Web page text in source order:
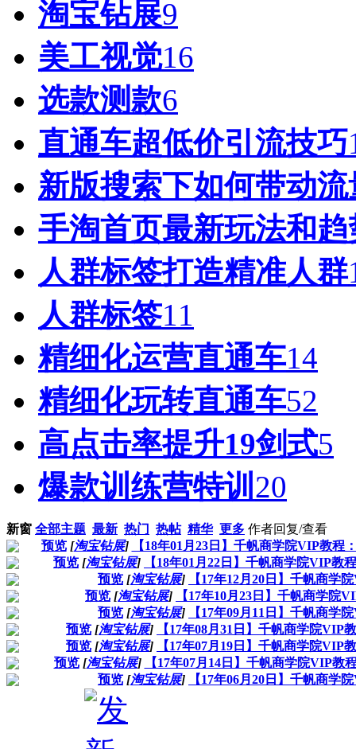
淘宝钻展9
美工视觉16
选款测款6
直通车超低价引流技巧
新版搜索下如何带动
手淘首页最新玩法和趋
人群标签打造精准人群
人群标签11
精细化运营直通车14
精细化玩转直通车52
高点击率提升19剑式5
爆款训练营特训 20
新窗 全部主题 最新 热门 热帖 精华 更多 作者回复/查看
预览 [淘宝钻展]
【18年01月23日】千帆商学院VIP教程
预览 [淘宝钻展]
【18年01月22日】千帆商学院VIP教
预览 [淘宝钻展]
【17年12月20日】千帆商学
预览 [淘宝钻展]
【17年10月23日】千帆商学院
预览 [淘宝钻展]
【17年09月11日】千帆商学
预览 [淘宝钻展]
【17年08月31日】千帆商学院VIP
预览 [淘宝钻展]
【17年07月19日】千帆商学院VIP
预览 [淘宝钻展]
【17年07月14日】千帆商学院VIP教
预览 [淘宝钻展] 【17年06月20日】千帆商学